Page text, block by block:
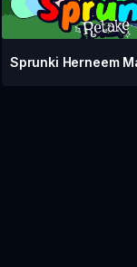
Sprunki Herneem